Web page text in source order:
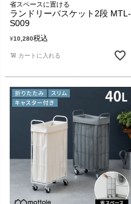
省スペースに置ける
ランドリーバスケット2段 MTL-
S009
¥10,280税込
カートに入れる